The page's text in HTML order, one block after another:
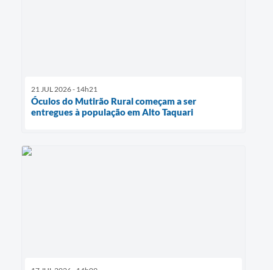
21 JUL 2026 - 14h21
Óculos do Mutirão Rural começam a ser
entregues à população em Alto Taquari